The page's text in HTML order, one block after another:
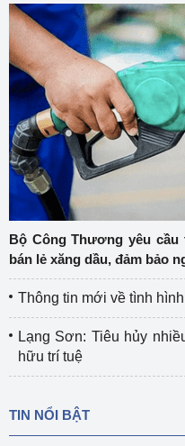
Bộ Công Thương yêu
bán lẻ xăng dầu, đảm bảo
Thông tin mới về tình
Lạng Sơn: Tiêu hủy
hữu trí tuệ
TIN NỔI BẬT